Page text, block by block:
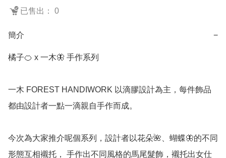
已售出： 0
簡介 −
橘子🍊 x 一木🦋 手作系列
一木 FOREST HANDIWORK 以滴膠設計為主，每件飾品
都由設計者一點一滴親自手作而成。
今次為大家推介呢個系列，設計者以花朵🌺、蝴蝶🦋的不同
形態互相襯托， 手作出不同風格的馬尾髮飾，襯托出女仕